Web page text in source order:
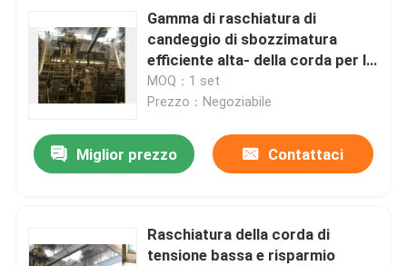
Gamma di raschiatura di
candeggio di sbozzimatura
efficiente alta- della corda per la
stampa del tessuto
MOQ：1 set
Prezzo：Negoziabile
Miglior prezzo Contattaci
Raschiatura della corda di
tensione bassa e risparmio